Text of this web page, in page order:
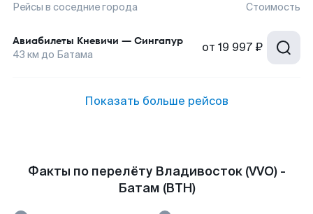
Рейсы в соседние города Стоимость
Авиабилеты Кневичи — Сингапур
43 км до Батама от 19 997 ₽
Показать больше рейсов
Факты по перелёту Владивосток (VVO) -
Батам (BTH)